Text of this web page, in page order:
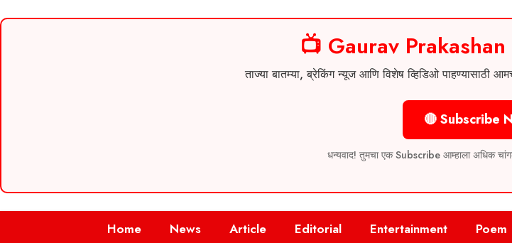
📺 Gaurav
ताज्या बातम्या, ब्रेकिंग न्यूज आणि विशेष व्हिडिओ
🔴 Subscribe
धन्यवाद! तुमचा एक Subscribe आम्हाला अधिक
Home News Article Editorial Entertainment Poem